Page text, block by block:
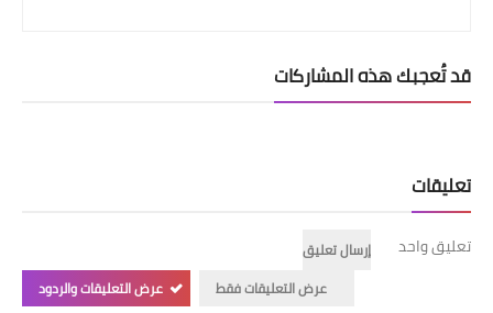
قد تُعجبك هذه المشاركات
تعليقات
تعليق واحد
إرسال تعليق
عرض التعليقات فقط
عرض التعليقات والردود